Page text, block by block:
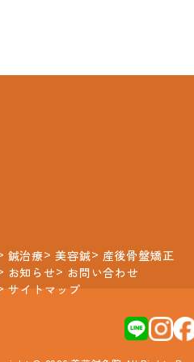
鍼治療 美容鍼
産後骨盤矯正
お知らせ
お問い合わせ
サイトマップ